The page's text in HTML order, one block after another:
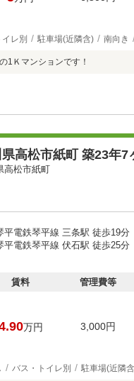
レ別 駐車場(近隣含) 南向き
1Ｋマンションです！
高松市紙町 築23年7
高松市紙町
平電鉄琴平線 三条駅 徒歩19分
平電鉄琴平線 伏石駅 徒歩25分
賃料 管理費等
万円 3,000円
バス・トイレ別 駐車場(近隣